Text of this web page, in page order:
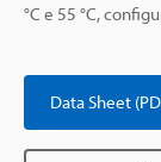
°C e 55 °C,
Data Sheet